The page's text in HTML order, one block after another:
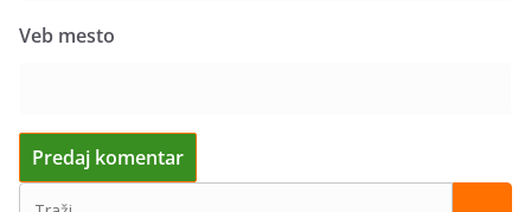
Veb mesto